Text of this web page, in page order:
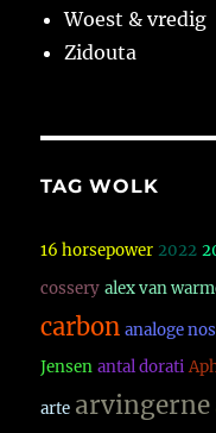
Woest & vredig
Zidouta
TAG WOLK
16 horsepower 2022
cossery alex van
carbon analoge
Jensen antal dorati
arte arvingerne